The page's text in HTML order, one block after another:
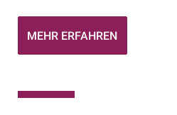
MEHR ERFAHREN